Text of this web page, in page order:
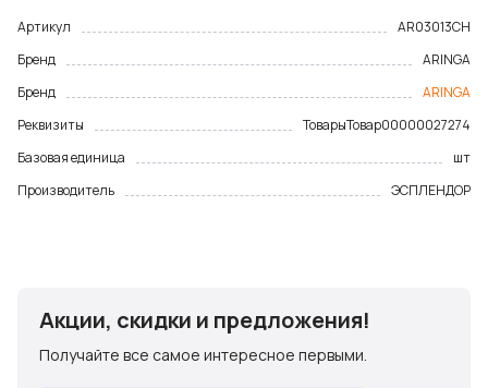
Артикул
AR03013CH
Бренд
ARINGA
Бренд
ARINGA
Реквизиты
ТоварыТовар00000027274
Базовая единица
шт
Производитель
ЭСПЛЕНДОР
Акции, скидки и предложения!
Получайте все самое интересное первыми.